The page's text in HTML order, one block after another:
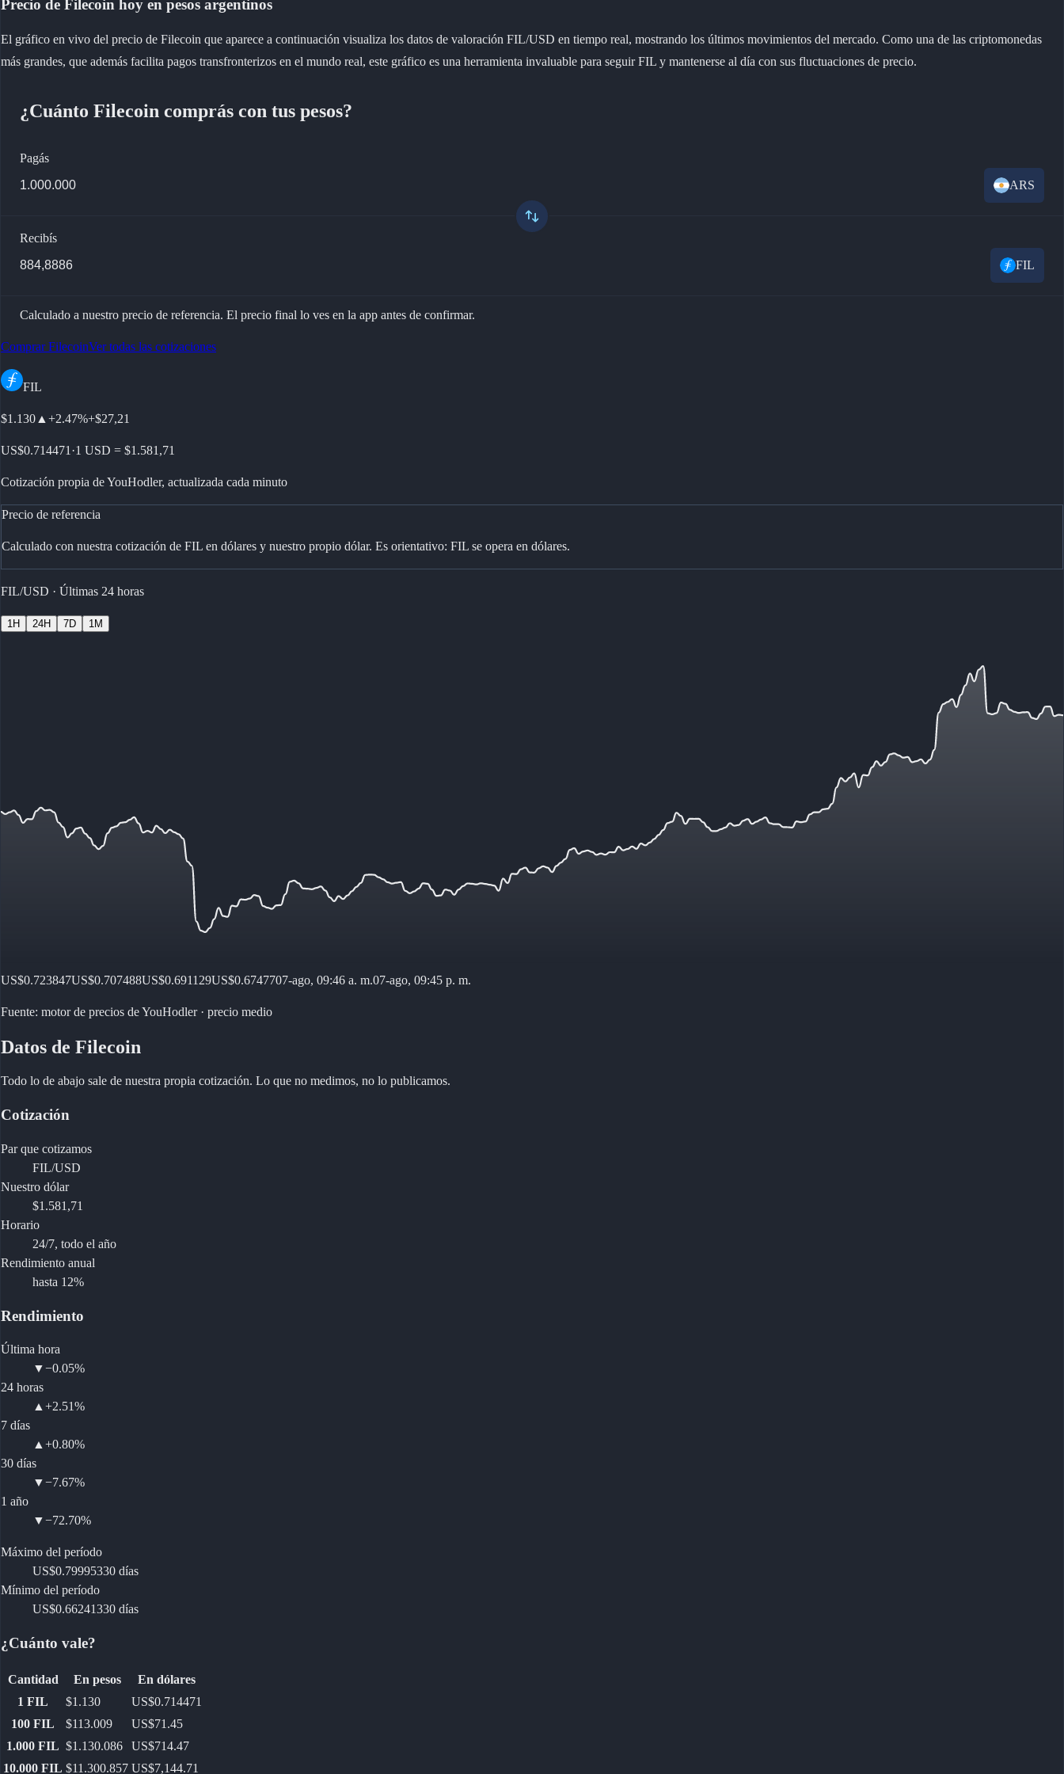
Rendimiento
Minero en la Nube
BENEFICIOS Y TU CUENTA
Métodos de pago
Programa de fidelidad
Tether
PepeCoin — —
PAX Gold
Precios de criptomonedas
Criptomonedas
Explorá todos los criptoactivos
CONECTEMOS
Programa de embajadores
Programa de afiliados
Precio de Filecoin hoy en pesos argentinos
El gráfico en vivo del precio de Filecoin que aparece a continuación visualiza los datos de valoración FIL/USD en tiempo real, mostrando los últimos movimientos del mercado. Como una de las criptomonedas
más grandes, que además facilita pagos transfronterizos en el mundo real, este gráfico es una herramienta invaluable para seguir FIL y mantenerse al día con sus fluctuaciones de precio.
¿Cuánto Filecoin comprás con tus pesos?
Pagás
ARS
Recibís
FIL
Calculado a nuestro precio de referencia. El precio final lo ves en la app antes de confirmar.
Comprar FilecoinVer todas las cotizaciones
FIL
$1.130 ▲ +2.47%+$27,21
US$0.714471 ·1 USD = $1.581,71
Cotización propia de YouHodler, actualizada cada minuto
Precio de referencia
Calculado con nuestra cotización de FIL en dólares y nuestro propio dólar. Es orientativo: FIL se opera en dólares.
FIL/USD · Últimas 24 horas
1H 24H 7D 1M
US$0.723847US$0.707488US$0.691129US$0.6747707-ago, 09:46 a. m.07-ago, 09:45 p. m.
Fuente: motor de precios de YouHodler · precio medio
Datos de Filecoin
Todo lo de abajo sale de nuestra propia cotización. Lo que no medimos, no lo publicamos.
Cotización
Par que cotizamos
FIL/USD
Nuestro dólar
$1.581,71
Horario
24/7, todo el año
Rendimiento anual
hasta 12%
Rendimiento
Última hora
▼−0.05%
24 horas
▲ +2.51%
7 días
▲ +0.80%
30 días
▼−7.67%
1 año
▼−72.70%
Máximo del período
US$0.79995330 días
Mínimo del período
US$0.66241330 días
¿Cuánto vale?
Cantidad En pesos
En dólares
1 FIL $1.130
US$0.714471
100 FIL $113.009
US$71.45
1.000 FIL $1.130.086
US$714.47
10.000 FIL $11.300.857 US$7,144.71